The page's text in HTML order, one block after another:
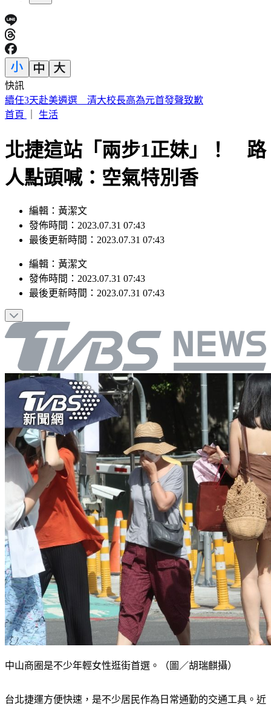
快訊
SBS歌謠大戰／AND2BLE、ALD1飆唱神級舞台
首頁
生活
北捷這站「兩步1正妹」！ 路
人點頭喊：空氣特別香
編輯：黃潔文
發佈時間：2023.07.31 07:43
最後更新時間：2023.07.31 07:43
編輯 ： 黃潔文
發佈時間： 2023.07.31 07:43
最後更新時間： 2023.07.31 07:43
中山商圈是不少年輕女性逛街首選。（圖／胡瑞麒攝）
台北捷運方便快速，是不少居民作為日常通勤的交通工具。近